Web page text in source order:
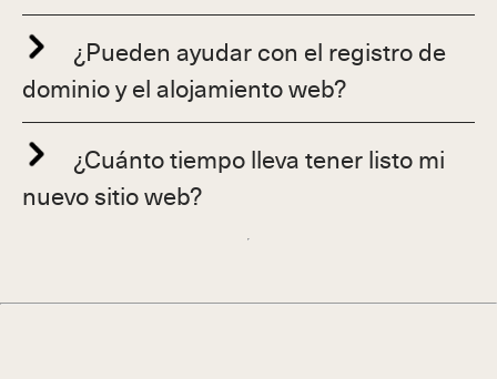
¿Pueden ayudar con el registro de
dominio y el alojamiento web?
¿Cuánto tiempo lleva tener listo mi
nuevo sitio web?